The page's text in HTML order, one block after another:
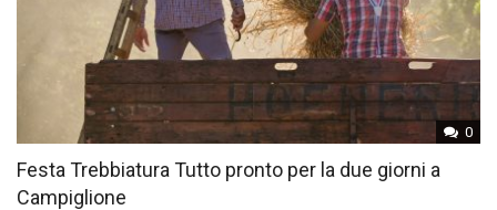
0
Festa Trebbiatura Tutto pronto per la due giorni a
Campiglione